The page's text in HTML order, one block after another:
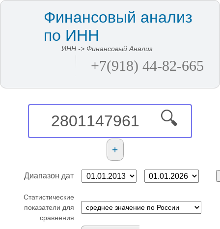
Финансовый анализ
по ИНН
ИНН -> Финансовый Анализ
+7(918) 44-82-665
🔍
+
Диапазон дат
Cтатистические
показатели для
сравнения